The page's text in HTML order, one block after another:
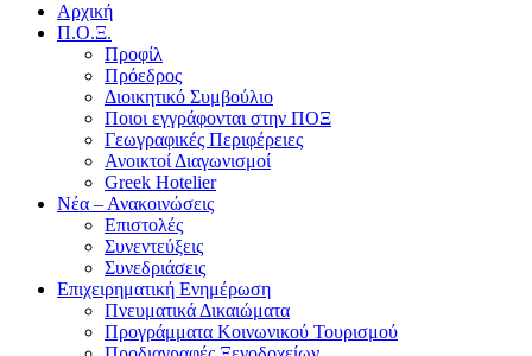
Αρχική
Π.Ο.Ξ.
Προφίλ
Πρόεδρος
Διοικητικό Συμβούλιο
Ποιοι εγγράφονται στην ΠΟΞ
Γεωγραφικές Περιφέρειες
Ανοικτοί Διαγωνισμoί
Greek Hotelier
Νέα – Ανακοινώσεις
Επιστολές
Συνεντεύξεις
Συνεδριάσεις
Επιχειρηματική Ενημέρωση
Πνευματικά Δικαιώματα
Προγράμματα Κοινωνικού Τουρισμού